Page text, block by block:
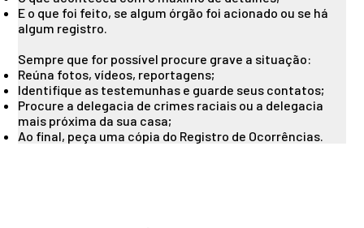
E o que foi feito, se algum órgão foi acionado ou se há
algum registro.
Sempre que for possível procure grave a situação:
Reúna fotos, vídeos, reportagens;
Identifique as testemunhas e guarde seus contatos;
Procure a delegacia de crimes raciais ou a delegacia
mais próxima da sua casa;
Ao final, peça uma cópia do Registro de Ocorrências.